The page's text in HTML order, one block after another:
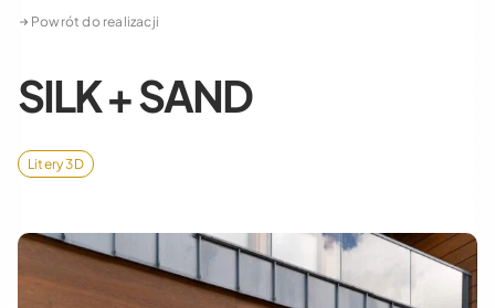
Powrót do realizacji
SILK + SAND
Litery 3D